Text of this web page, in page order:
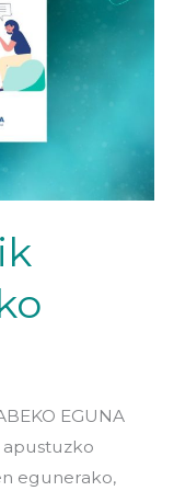
EGUNA
apustuzko
egunerako,